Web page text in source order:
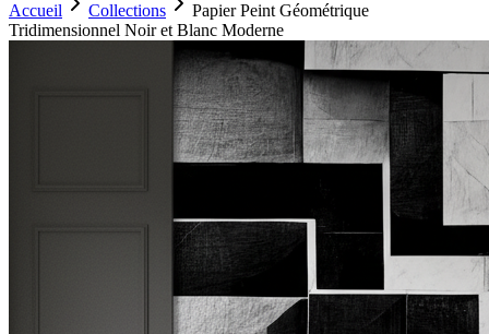
Accueil Collections
Papier Peint Géométrique
Tridimensionnel Noir et Blanc Moderne